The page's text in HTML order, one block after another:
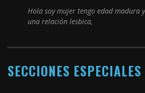
Hola soy mujer tengo edad madura
una relación lesbica,
SECCIONES ESPECIALES